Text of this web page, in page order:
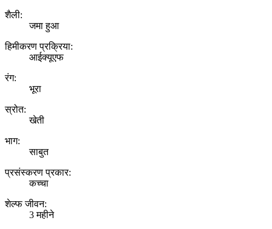
शैली:
जमा हुआ
हिमीकरण प्रक्रिया:
आईक्यूएफ
रंग:
भूरा
स्रोत:
खेती
भाग:
साबुत
प्रसंस्करण प्रकार:
कच्चा
शेल्फ जीवन:
3 महीने